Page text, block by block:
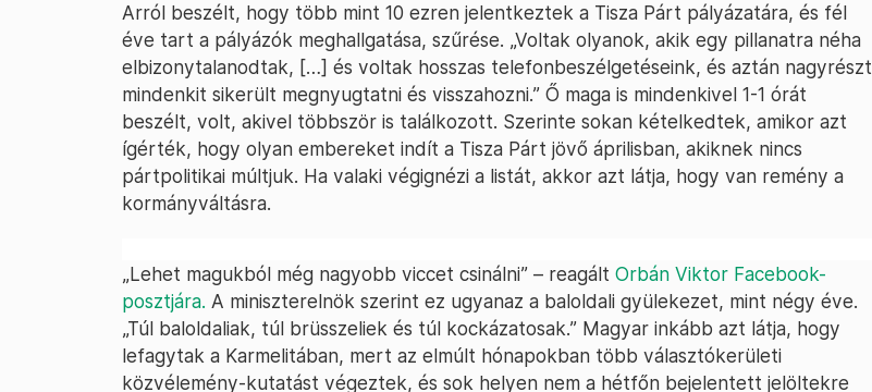
Arról beszélt, hogy több mint 10 ezren jelentkeztek a Tisza Párt pályázatára, és fél
éve tart a pályázók meghallgatása, szűrése. „Voltak olyanok, akik egy pillanatra néha
elbizonytalanodtak, […] és voltak hosszas telefonbeszélgetéseink, és aztán nagyrészt
mindenkit sikerült megnyugtatni és visszahozni.” Ő maga is mindenkivel 1-1 órát
beszélt, volt, akivel többször is találkozott. Szerinte sokan kételkedtek, amikor azt
ígérték, hogy olyan embereket indít a Tisza Párt jövő áprilisban, akiknek nincs
pártpolitikai múltjuk. Ha valaki végignézi a listát, akkor azt látja, hogy van remény a
kormányváltásra.
„Lehet magukból még nagyobb viccet csinálni” – reagált Orbán Viktor Facebook-
posztjára. A miniszterelnök szerint ez ugyanaz a baloldali gyülekezet, mint négy éve.
„Túl baloldaliak, túl brüsszeliek és túl kockázatosak.” Magyar inkább azt látja, hogy
lefagytak a Karmelitában, mert az elmúlt hónapokban több választókerületi
közvélemény-kutatást végeztek, és sok helyen nem a hétfőn bejelentett jelöltekre